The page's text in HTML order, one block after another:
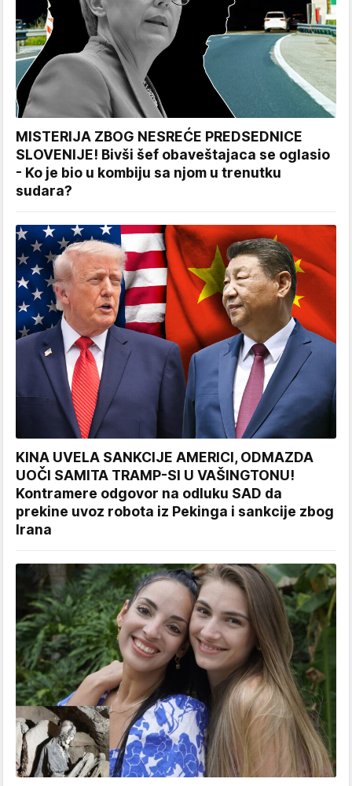
MISTERIJA ZBOG NESREĆE PREDSEDNICE
SLOVENIJE! Bivši šef obaveštajaca se oglasio
- Ko je bio u kombiju sa njom u trenutku
sudara?
KINA UVELA SANKCIJE AMERICI, ODMAZDA
UOČI SAMITA TRAMP-SI U VAŠINGTONU!
Kontramere odgovor na odluku SAD da
prekine uvoz robota iz Pekinga i sankcije zbog
Irana